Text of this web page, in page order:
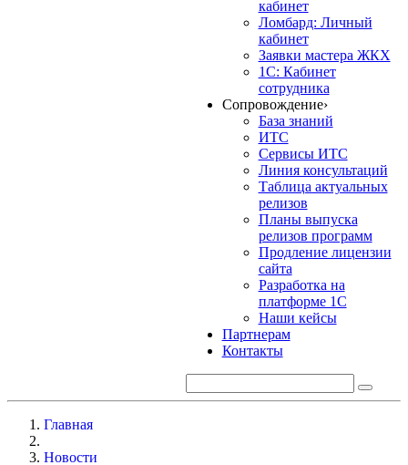
кабинет
Ломбард: Личный
кабинет
Заявки мастера ЖКХ
1С: Кабинет
сотрудника
Сопровождение›
База знаний
ИТС
Сервисы ИТС
Линия консультаций
Таблица актуальных
релизов
Планы выпуска
релизов программ
Продление лицензии
сайта
Разработка на
платформе 1С
Наши кейсы
Партнерам
Контакты
Главная
Новости